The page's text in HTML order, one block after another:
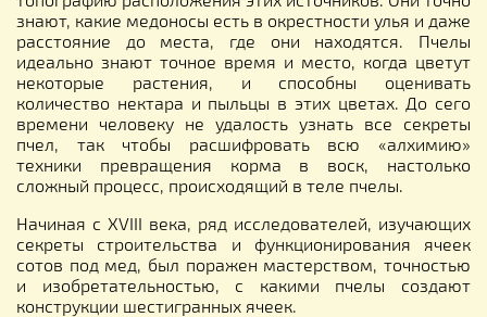
знают, какие медоносы есть в окрестности улья и даже
расстояние до места, где они находятся. Пчелы
идеально знают точное время и место, когда цветут
некоторые растения, и способны оценивать
количество нектара и пыльцы в этих цветах. До сего
времени человеку не удалость узнать все секреты
пчел, так чтобы расшифровать всю «алхимию»
техники превращения корма в воск, настолько
сложный процесс, происходящий в теле пчелы.
Начиная с XVIII века, ряд исследователей, изучающих
секреты строительства и функционирования ячеек
сотов под мед, был поражен мастерством, точностью
и изобретательностью, с какими пчелы создают
конструкции шестигранных ячеек.